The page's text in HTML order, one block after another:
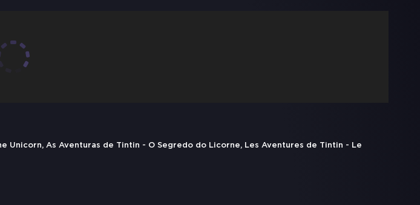
As Aventuras de Tintin - O Segredo do Licorne, Les Aventures de Tintin - Le